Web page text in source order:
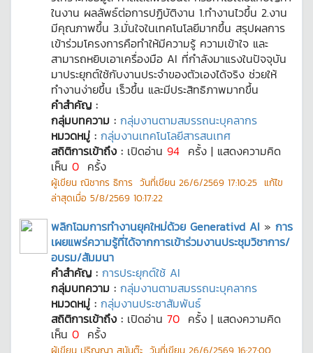
ในงาน ผลลัพธ์ต่อการปฏิบัติงาน 1.ทำงานไวขึ้น 2.งาน
มีคุณภาพขึ้น 3.มั่นใจในเทคโนโลยีมากขึ้น สรุปผลการ
เข้าร่วมโครงการคือทำให้มีความรู้ ความเข้าใจ และ
สามารถหยิบเอาเครื่องมือ AI ที่กำลังมาแรงในปัจจุบัน
มาประยุกต์ใช้กับงานประจำของตัวเองได้จริง ช่วยให้
ทำงานง่ายขึ้น เร็วขึ้น และมีประสิทธิภาพมากขึ้น
คำสำคัญ :
กลุ่มบทความ : กลุ่มงานตามสมรรถนะบุคลากร
หมวดหมู่ : กลุ่มงานเทคโนโลยีสารสนเทศ
สถิติการเข้าถึง : เปิดอ่าน 94 ครั้ง | แสดงความคิด
เห็น 0 ครั้ง
ผู้เขียน ณิชากร ธิการ วันที่เขียน 26/6/2569 17:10:25 แก้ไข
ล่าสุดเมื่อ 5/8/2569 10:17:22
พลิกโฉมการทำงานยุคใหม่ด้วย Generativd AI » การ
เผยแพร่ความรู้ที่ได้จากการเข้าร่วมงานประชุมวิชาการ/
อบรม/สัมมนา
คำสำคัญ : การประยุกต์ใช้ AI
กลุ่มบทความ : กลุ่มงานตามสมรรถนะบุคลากร
หมวดหมู่ : กลุ่มงานประชาสัมพันธ์
สถิติการเข้าถึง : เปิดอ่าน 70 ครั้ง | แสดงความคิด
เห็น 0 ครั้ง
ผู้เขียน ปริญญา สุนันต๊ะ วันที่เขียน 26/6/2569 16:27:00